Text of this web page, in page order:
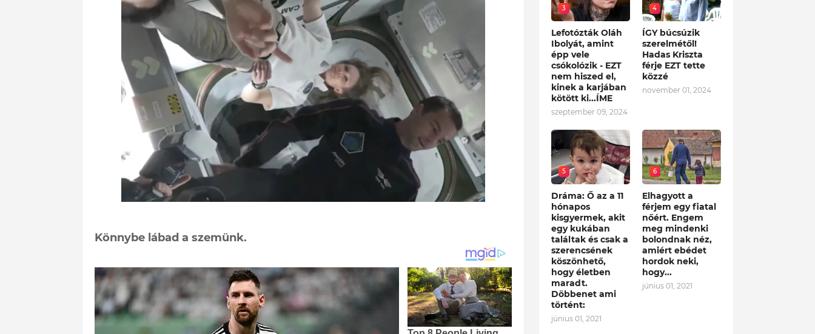
Könnybe lábad a szemünk.
3
Lefotózták Oláh
Ibolyát, amint
épp vele
csókolózik - EZT
nem hiszed el,
kinek a karjában
kötött ki...ÍME
szeptember 09, 2024
4
ÍGY búcsúzik
szerelmétől!
Hadas Kriszta
férje EZT tette
közzé
november 01, 2024
5
Dráma: Ő az a 11
hónapos
kisgyermek, akit
egy kukában
találtak és csak a
szerencsének
köszönhető,
hogy életben
maradt.
Döbbenet ami
történt:
június 01, 2021
6
Elhagyott a
férjem egy fiatal
nőért. Engem
meg mindenki
bolondnak néz,
amiért ebédet
hordok neki,
hogy...
június 01, 2021